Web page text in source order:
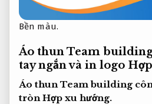
Bền màu.
Áo thun Team
tay ngắn và in logo
Áo thun Team building
tròn Hợp xu hướng.